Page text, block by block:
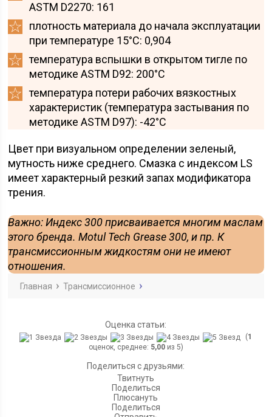
ASTM D2270: 161
плотность материала до начала эксплуатации
при температуре 15°C: 0,904
температура вспышки в открытом тигле по
методике ASTM D92: 200°C
температура потери рабочих вязкостных
характеристик (температура застывания по
методике ASTM D97): -42°C
Цвет при визуальном определении зеленый,
мутность ниже среднего. Смазка с индексом LS
имеет характерный резкий запах модификатора
трения.
Важно: Индекс 300 присваивается многим маслам
этого бренда. Motul Tech Grease 300, и пр. К
трансмиссионным жидкостям они не имеют
отношения.
Главная Трансмиссионное
Оценка статьи:
(1
оценок, среднее: 5,00из 5)
Поделиться с друзьями:
Твитнуть
Поделиться
Плюсануть
Поделиться